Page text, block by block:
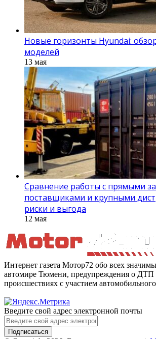
Новые горизонты Hyundai:
моделей
13 мая
Сравнение работы с прямыми
поставщиками и крупными
риски и выгода
12 мая
Интернет газета Мотор72 обо всех
автомире Тюмени, предупреждения о ДТП
происшествиях с участием
Введите свой адрес электронной почты